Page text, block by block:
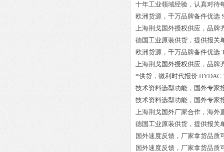
十年工业领域经验，认真对待
欧洲货源，千万品牌备件优选
上海荆戈国外授权供应，品牌
德国工业原装供货，提供报关
欧洲货源，千万品牌备件优选
上海荆戈国外授权供应，品牌
*供货，微利时代报价 HYDAC
技术资料选型功能，国外专家
技术资料选型功能，国外专家
上海荆戈国外厂家合作，海外
德国工业原装供货，提供报关
国外速度反馈，厂家拿货品质
国外速度反馈，厂家拿货品质